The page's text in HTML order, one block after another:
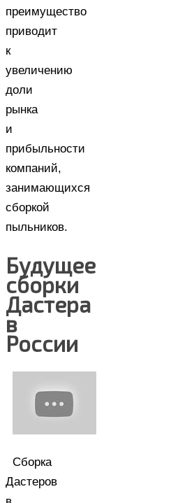
преимущество
приводит
к
увеличению
доли
рынка
и
прибыльности
компаний,
занимающихся
сборкой
пыльников.
Будущее
сборки
Дастера
в
России
Сборка
Дастеров